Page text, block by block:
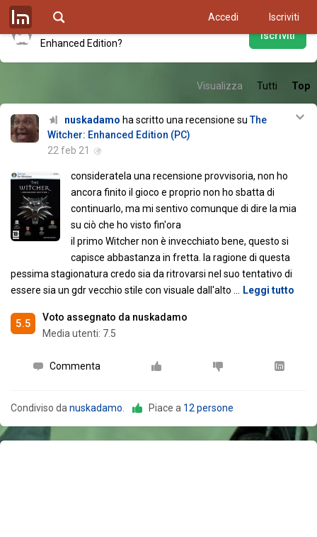
Accedi
Iscriviti
Vuoi pubblicare qualcosa su The Witcher:
Enhanced Edition?
Iscriviti
Visualizza Tutti Top
nuskadamo ha scritto una recensione suThe
Witcher: Enhanced Edition (PC)
22 feb 21
consideratela una recensione provvisoria, non ho
ancora finito il gioco e proprio non ho sbatta di
continuarlo, ma mi sentivo comunque di dire la mia
su ciò che ho visto fin'ora
il primo Witcher non è invecchiato bene, questo si
capisce abbastanza in fretta. la ragione di questa
pessima stagionatura credo sia da ritrovarsi nel suo tentativo di
essere sia un gdr vecchio stile con visuale dall'alto
Leggi tutto
5.5
Voto assegnato da nuskadamo
Media utenti: 7.5
Commenta
Condiviso da nuskadamo Piace a 12 persone